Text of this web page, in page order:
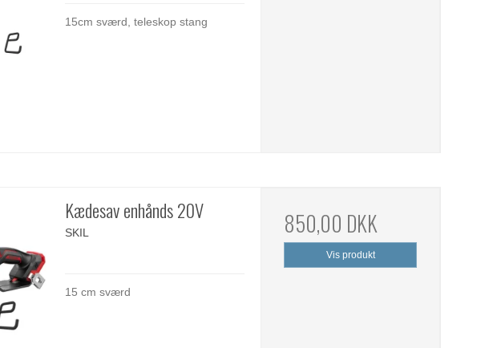
15cm sværd, teleskop stang
Kædesav enhånds 20V
SKIL
15 cm sværd
850,00 DKK
Vis produkt